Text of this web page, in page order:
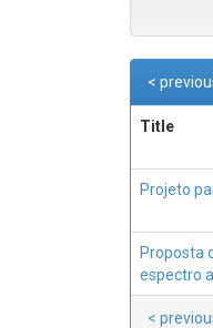
<
Title
Projeto
Proposta
espectro
<